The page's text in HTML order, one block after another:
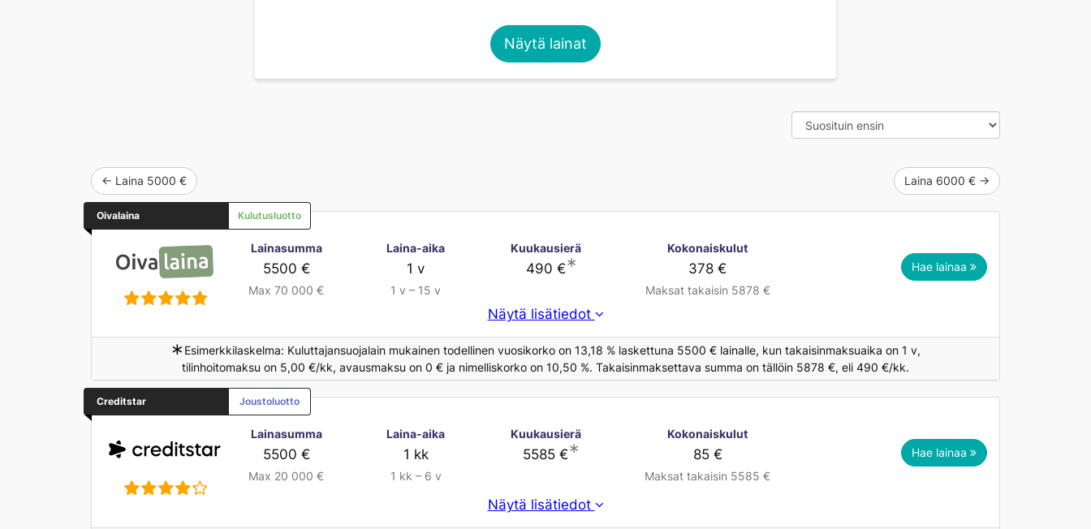
Näytä lainat
← Laina 5000 € Laina 6000 € →
Oivalaina Kulutusluotto
Lainasumma
5500 €
Max 70 000 €
Laina-aika
1 v
1 v – 15 v
Kuukausierä
490 €∗
Kokonaiskulut
378 €
Maksat takaisin 5878 €
Hae lainaa
Näytä lisätiedot
∗ Esimerkkilaskelma: Kuluttajansuojalain mukainen todellinen vuosikorko on 13,18 % laskettuna 5500 € lainalle, kun takaisinmaksuaika on 1 v,
tilinhoitomaksu on 5,00 €/kk, avausmaksu on 0 € ja nimelliskorko on 10,50 %. Takaisinmaksettava summa on tällöin 5878 €, eli 490 €/kk.
Creditstar Joustoluotto
Lainasumma
5500 €
Max 20 000 €
Laina-aika
1 kk
1 kk – 6 v
Kuukausierä
5585 €∗
Kokonaiskulut
85 €
Maksat takaisin 5585 €
Hae lainaa
Näytä lisätiedot